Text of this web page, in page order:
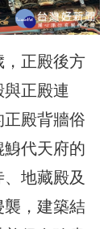
，正殿後方
正殿連
殿背牆俗
代天府的
地藏殿及
，建築結